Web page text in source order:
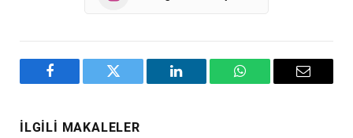
Facebook Twitter LinkedIn WhatsAppEmail
İLGILI MAKALELER